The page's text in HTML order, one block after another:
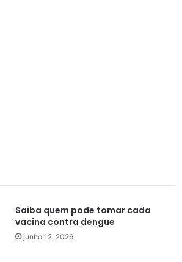
Saiba quem pode tomar cada
vacina contra dengue
junho 12, 2026